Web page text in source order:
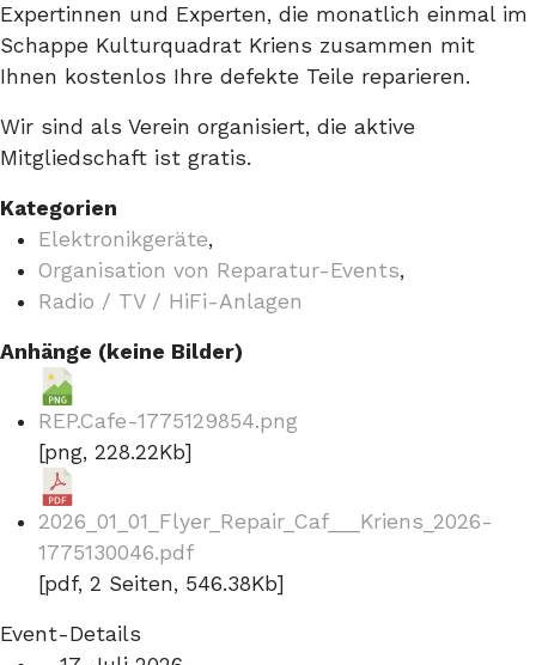
Expertinnen und Experten, die monatlich einmal im
Schappe Kulturquadrat Kriens zusammen mit
Ihnen kostenlos Ihre defekte Teile reparieren.
Wir sind als Verein organisiert, die aktive
Mitgliedschaft ist gratis.
Kategorien
Elektronikgeräte,
Organisation von Reparatur-Events,
Radio / TV / HiFi-Anlagen
Anhänge (keine Bilder)
REP.Cafe-1775129854.png
[png, 228.22Kb]
2026_01_01_Flyer_Repair_Caf___Kriens_2026-
1775130046.pdf
[pdf, 2 Seiten, 546.38Kb]
Event-Details